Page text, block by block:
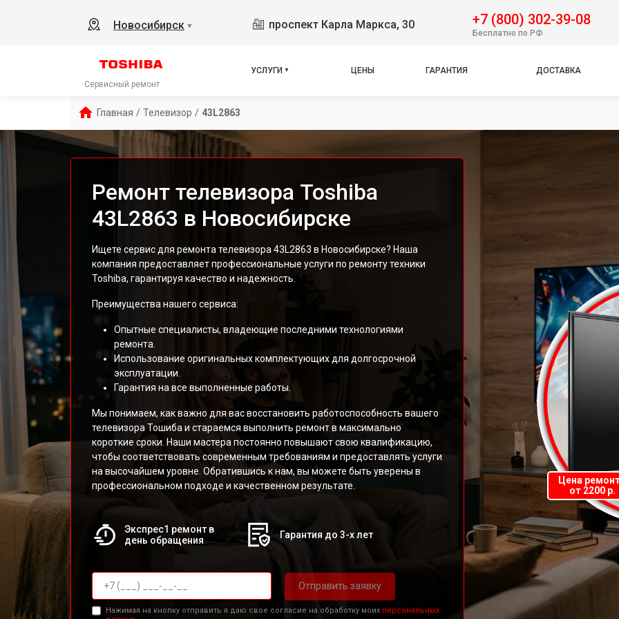
Новосибирск ▼ проспект Карла Маркса, 30 +7 (800) 302-39-08
Бесплатно по РФ
Сервисный ремонт
УСЛУГИ ЦЕНЫ ГАРАНТИЯ ДОСТАВКА
Главная / Телевизор / 43L2863
Ремонт телевизора Toshiba
43L2863 в Новосибирске
Ищете сервис для ремонта телевизора 43L2863 в Новосибирске? Наша
компания предоставляет профессиональные услуги по ремонту техники
Toshiba, гарантируя качество и надежность.
Преимущества нашего сервиса:
Опытные специалисты, владеющие последними технологиями
ремонта.
Использование оригинальных комплектующих для долгосрочной
эксплуатации.
Гарантия на все выполненные работы.
Мы понимаем, как важно для вас восстановить работоспособность вашего
телевизора Тошиба и стараемся выполнить ремонт в максимально
короткие сроки. Наши мастера постоянно повышают свою квалификацию,
чтобы соответствовать современным требованиям и предоставлять услуги
на высочайшем уровне. Обратившись к нам, вы можете быть уверены в
профессиональном подходе и качественном результате.
Экспрес1 ремонт в
день обращения
Гарантия до 3-х лет
Отправить заявку
Нажимая на кнопку отправить я даю свое согласие на обработку моих персональных
Цена
от 2200 р.